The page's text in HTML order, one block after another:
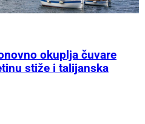
okuplja čuvare
stiže i talijanska